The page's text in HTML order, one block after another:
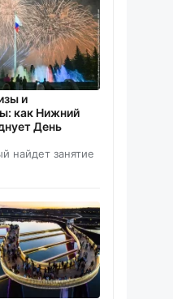
и
как Нижний
День
найдет занятие